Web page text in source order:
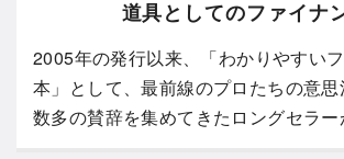
道具としてのファイナ
2005年の発行以来、「わかりやすい
本」として、最前線のプロたちの意思
数多の賛辞を集めてきたロングセラ